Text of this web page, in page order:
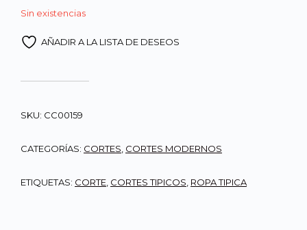
Sin existencias
AÑADIR A LA LISTA DE DESEOS
SKU: CC00159
CATEGORÍAS: CORTES CORTES MODERNOS
ETIQUETAS: CORTE CORTES TIPICOS ROPA TIPICA